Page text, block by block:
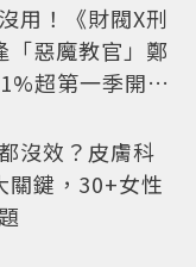
用！《財閥X刑
「惡魔教官」鄭
超第一季開紅
沒效？皮膚科
關鍵，30+女性